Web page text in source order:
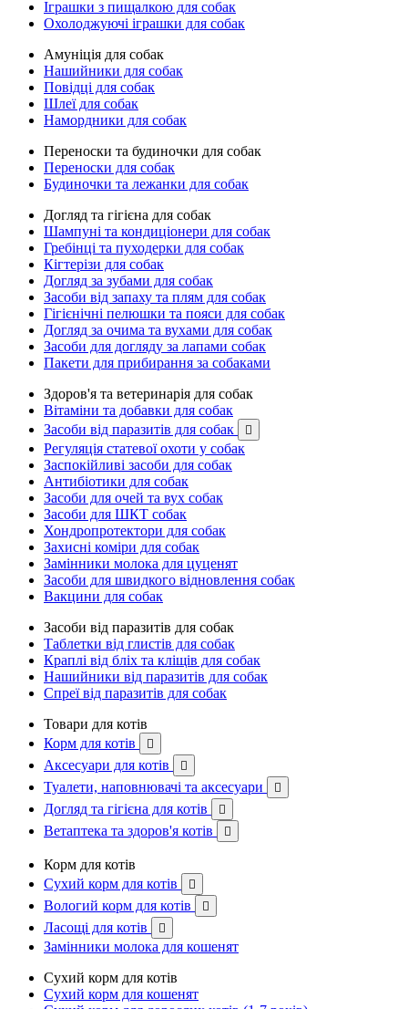
Іграшки з пищалкою для собак
Охолоджуючі іграшки для собак
Амуніція для собак
Нашийники для собак
Повідці для собак
Шлеї для собак
Намордники для собак
Переноски та будиночки для собак
Переноски для собак
Будиночки та лежанки для собак
Догляд та гігієна для собак
Шампуні та кондиціонери для собак
Гребінці та пуходерки для собак
Кігтерізи для собак
Догляд за зубами для собак
Засоби від запаху та плям для собак
Гігієнічні пелюшки та пояси для собак
Догляд за очима та вухами для собак
Засоби для догляду за лапами собак
Пакети для прибирання за собаками
Здоров'я та ветеринарія для собак
Вітаміни та добавки для собак
Засоби від паразитів для собак

Регуляція статевої охоти у собак
Заспокійливі засоби для собак
Антибіотики для собак
Засоби для очей та вух собак
Засоби для ШКТ собак
Хондропротектори для собак
Захисні коміри для собак
Замінники молока для цуценят
Засоби для швидкого відновлення собак
Вакцини для собак
Засоби від паразитів для собак
Таблетки від глистів для собак
Краплі від бліх та кліщів для собак
Нашийники від паразитів для собак
Спреї від паразитів для собак
Товари для котів
Корм для котів

Аксесуари для котів 
Туалети, наповнювачі та аксесуари 
Догляд та гігієна для котів 
Ветаптека та здоров'я котів 
Корм для котів
Сухий корм для котів

Вологий корм для котів 
Ласощі для котів 
Замінники молока для кошенят
Сухий корм для котів
Сухий корм для кошенят